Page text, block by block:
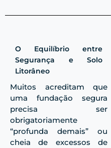
O Equilíbrio entre
Segurança e Solo
Litorâneo
Muitos acreditam que
uma fundação segura
precisa ser
obrigatoriamente
“profunda demais” ou
cheia de excessos de